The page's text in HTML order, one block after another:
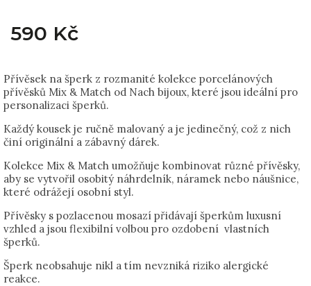
590 Kč
Přívěsek na šperk z rozmanité kolekce porcelánových
přívěsků Mix & Match od Nach bijoux, které jsou ideální pro
personalizaci šperků.
Každý kousek je ručně malovaný a je jedinečný, což z nich
činí originální a zábavný dárek.
Kolekce Mix & Match umožňuje kombinovat různé přívěsky,
aby se vytvořil osobitý náhrdelník, náramek nebo náušnice,
které odrážejí osobní styl.
Přívěsky s pozlacenou mosazí přidávají šperkům luxusní
vzhled a jsou flexibilní volbou pro ozdobení vlastních
šperků.
Šperk neobsahuje nikl a tím nevzniká riziko alergické
reakce.